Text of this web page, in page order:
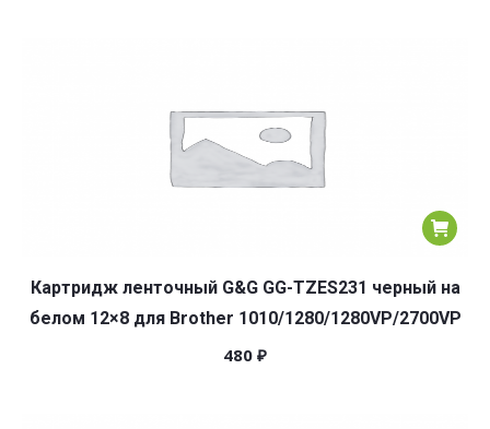
Картридж ленточный G&G GG-TZES231 черный на
белом 12×8 для Brother 1010/1280/1280VP/2700VP
480 ₽